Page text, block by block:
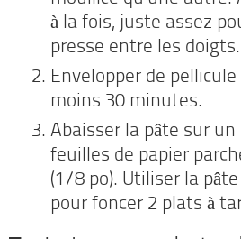
à la fois, juste assez
presse entre les
Envelopper de
moins 30 minutes.
Abaisser la pâte sur
feuilles de papier
(1/8 po). Utiliser la
pour foncer 2 plats à